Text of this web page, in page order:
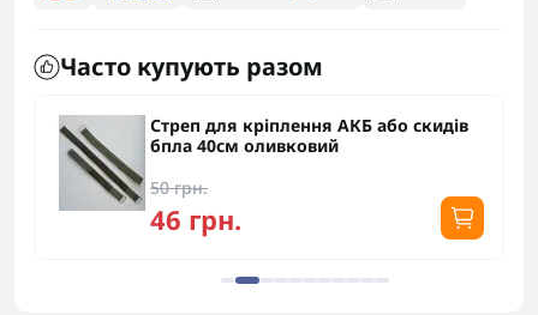
Часто купують разом
Стреп для кріплення АКБ або скидів
бпла 40см оливковий
50 грн.
46 грн.